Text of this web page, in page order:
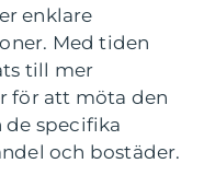
enklare
Med tiden
till mer
för att möta den
specifika
och bostäder.